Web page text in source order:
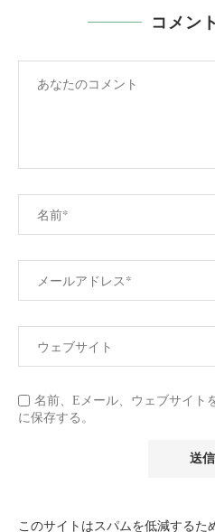
コメン
名前、Eメール、ウェブサイト
に保存する。
このサイトはスパムを低減するた